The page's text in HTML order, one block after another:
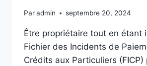
Paradmin septembre 20, 2024
Être propriétaire tout en étant
Fichier des Incidents de
Crédits aux Particuliers